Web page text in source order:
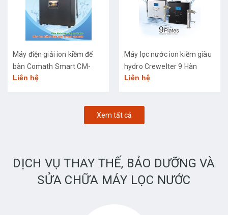
Máy điện giải ion kiềm để
bàn Comath Smart CM-
3668
Liên hệ
Máy lọc nước ion kiềm giàu
hydro Crewelter 9 Hàn
Quốc
Liên hệ
Xem tất cả
DỊCH VỤ THAY THẾ, BẢO DƯỠNG VÀ
SỬA CHỮA MÁY LỌC NƯỚC